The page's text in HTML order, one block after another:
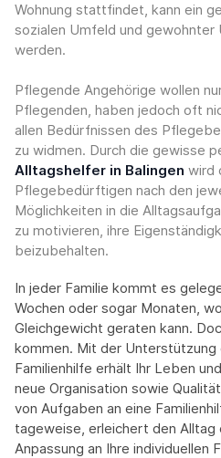
Wohnung stattfindet, kann ein
sozialen Umfeld und
werden.
Pflegende Angehörige wollen
Pflegenden, haben jedoch oft
allen Bedürfnissen des
zu widmen. Durch die gewisse
Alltagshelfer in Balingen wird
Pflegebedürftigen nach den
Möglichkeiten in die
zu motivieren, ihre
beizubehalten.
In jeder Familie kommt es
Wochen oder sogar Monaten,
Gleichgewicht geraten kann.
kommen. Mit der Unterstützung
Familienhilfe erhält Ihr Leben
neue Organisation sowie
von Aufgaben an eine
tageweise, erleichert den Alltag
Anpassung an Ihre individuellen